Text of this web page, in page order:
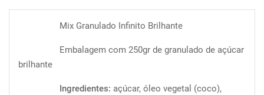
Mix Granulado Infinito Brilhante
Embalagem com 250gr de granulado de açúcar
brilhante
Ingredientes: açúcar, óleo vegetal (coco),